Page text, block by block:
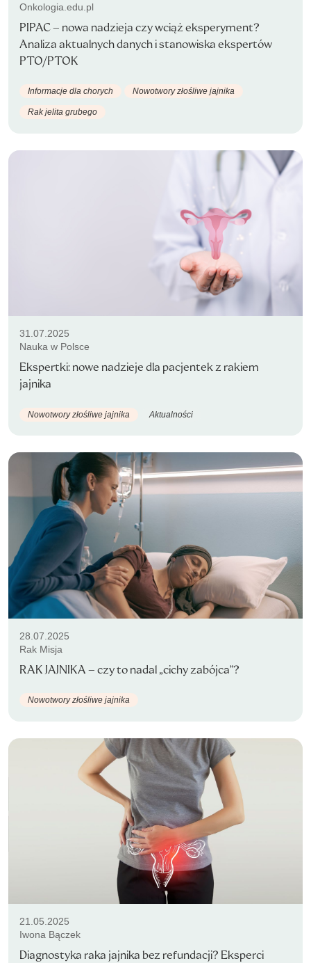
Onkologia.edu.pl
PIPAC – nowa nadzieja czy wciąż eksperyment?
Analiza aktualnych danych i stanowiska ekspertów
PTO/PTOK
Informacje dla chorych Nowotwory złośliwe jajnika
Rak jelita grubego
31.07.2025
Nauka w Polsce
Ekspertki: nowe nadzieje dla pacjentek z rakiem
jajnika
Nowotwory złośliwe jajnika Aktualności
28.07.2025
Rak Misja
RAK JAJNIKA – czy to nadal „cichy zabójca”?
Nowotwory złośliwe jajnika
21.05.2025
Iwona Bączek
Diagnostyka raka jajnika bez refundacji? Eksperci